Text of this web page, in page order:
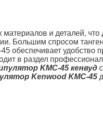
материалов и деталей,
Большим спросом
обеспечивает
в раздел
KMC-45 кенвуд
Kenwood KMC-45